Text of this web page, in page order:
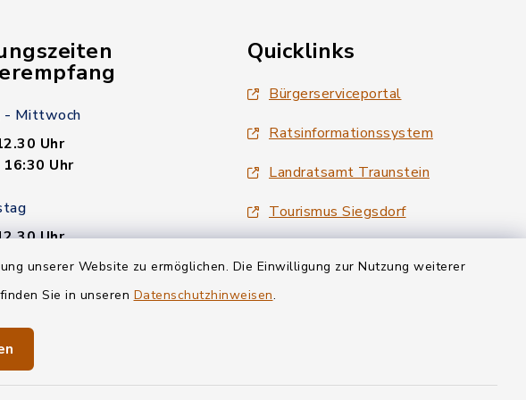
unserer Website zu ermöglichen. Die Einwilligung zur Nutzung weiterer
Sie in unseren Datenschutzhinweisen.
- Mittwoch
Uhr
Uhr
Uhr
Uhr
Uhr
Quicklinks
Bürgerserviceportal
Ratsinformationssystem
Landratsamt Traunstein
Tourismus Siegsdorf